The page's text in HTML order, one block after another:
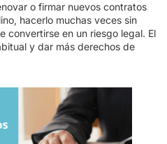
o firmar nuevos contratos
hacerlo muchas veces sin
convertirse en un riesgo legal. El
y dar más derechos de